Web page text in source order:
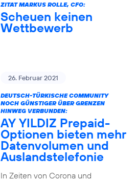
ZITAT MARKUS ROLLE, CFO:
Scheuen keinen
Wettbewerb
26. Februar 2021
DEUTSCH-TÜRKISCHE COMMUNITY
NOCH GÜNSTIGER ÜBER GRENZEN
HINWEG VERBUNDEN:
AY YILDIZ Prepaid-
Optionen bieten mehr
Datenvolumen und
Auslandstelefonie
In Zeiten von Corona und